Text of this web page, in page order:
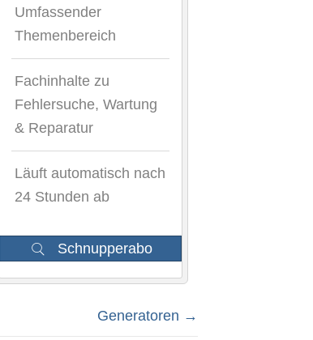
Umfassender
Themenbereich
Fachinhalte zu
Fehlersuche, Wartung
& Reparatur
Läuft automatisch nach
24 Stunden ab
Schnupperabo
Generatoren →